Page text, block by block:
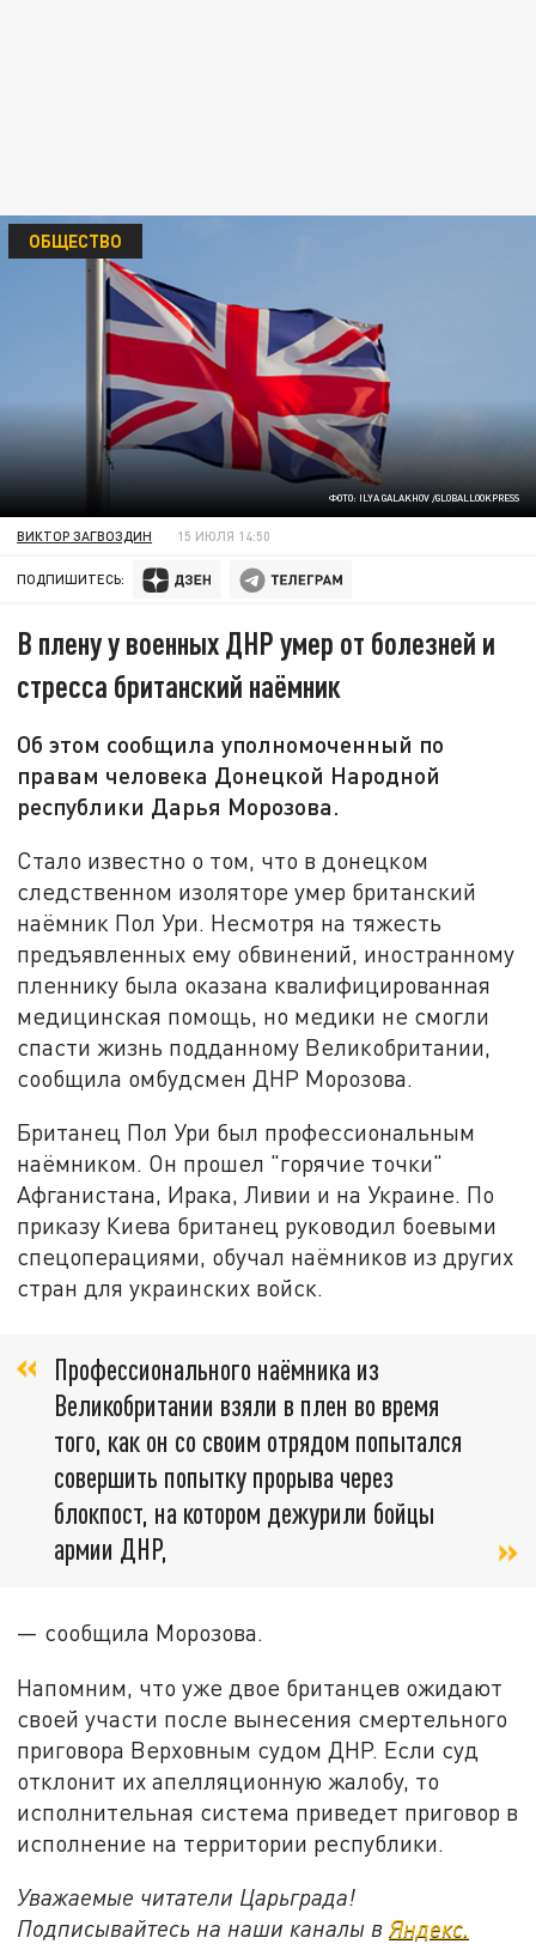
ФОТО: ILYA GALAKHOV /GLOBALLOOKPRESS
ОБЩЕСТВО
ВИКТОР ЗАГВОЗДИН 15 ИЮЛЯ 14:50
ПОДПИШИТЕСЬ:
В плену у военных ДНР умер от болезней и
стресса британский наёмник
Об этом сообщила уполномоченный по
правам человека Донецкой Народной
республики Дарья Морозова.
Стало известно о том, что в донецком
следственном изоляторе умер британский
наёмник Пол Ури. Несмотря на тяжесть
предъявленных ему обвинений, иностранному
пленнику была оказана квалифицированная
медицинская помощь, но медики не смогли
спасти жизнь подданному Великобритании,
сообщила омбудсмен ДНР Морозова.
Британец Пол Ури был профессиональным
наёмником. Он прошел "горячие точки"
Афганистана, Ирака, Ливии и на Украине. По
приказу Киева британец руководил боевыми
спецоперациями, обучал наёмников из других
стран для украинских войск.
Профессионального наёмника из
Великобритании взяли в плен во время
того, как он со своим отрядом попытался
совершить попытку прорыва через
блокпост, на котором дежурили бойцы
армии ДНР,
— сообщила Морозова.
Напомним, что уже двое британцев ожидают
своей участи после вынесения смертельного
приговора Верховным судом ДНР. Если суд
отклонит их апелляционную жалобу, то
исполнительная система приведет приговор в
исполнение на территории республики.
Уважаемые читатели Царьграда!
Подписывайтесь на наши каналы вЯндекс.